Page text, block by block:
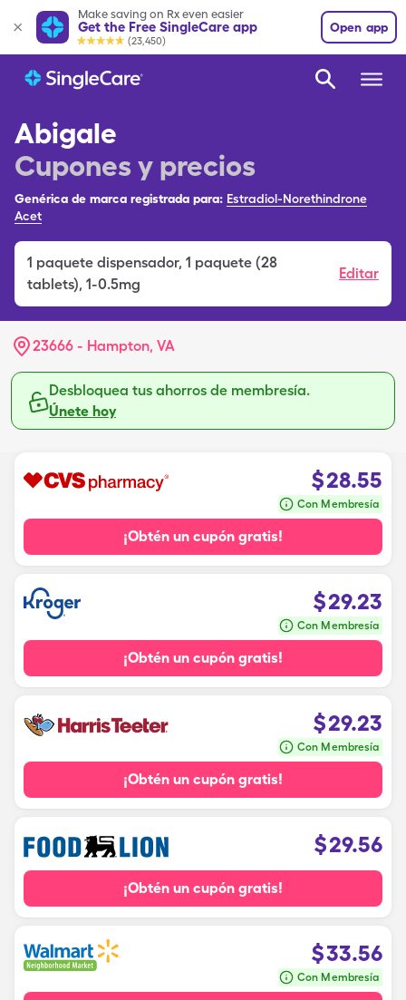
Make saving on Rx even easier
Get the Free SingleCare app
(23,450)
Open app
Abigale
Cupones y precios
Genérica de marca registrada para: Estradiol-Norethindrone
Acet
1 paquete dispensador, 1 paquete (28
tablets), 1-0.5mg
Editar
23666 - Hampton, VA
Desbloquea tus ahorros de membresía.
Únete hoy
$28.55
Con Membresía
¡Obtén un cupón gratis!
$29.23
Con Membresía
¡Obtén un cupón gratis!
$29.23
Con Membresía
¡Obtén un cupón gratis!
$29.56
¡Obtén un cupón gratis!
$33.56
Con Membresía